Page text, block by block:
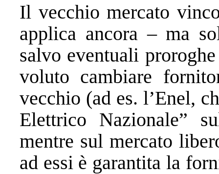
Il vecchio mercato
applica ancora – ma
salvo eventuali
voluto cambiare
vecchio (ad es. l’Enel,
Elettrico Nazionale”
mentre sul mercato
ad essi è garantita la